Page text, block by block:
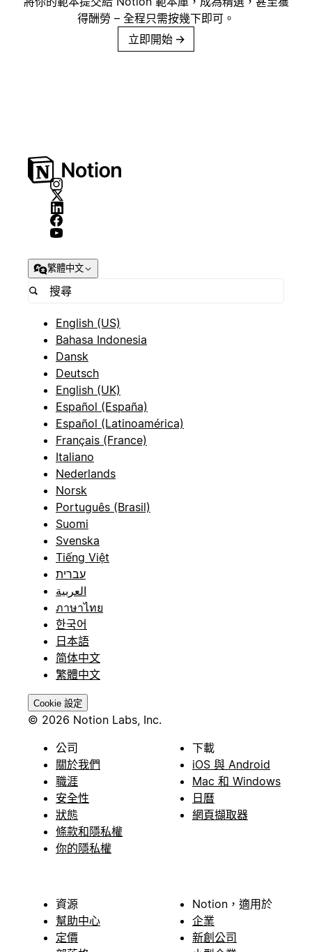
得酬勞 – 全程只需按幾下即可。
立即開始 →
繁體中文
English (US)
Bahasa Indonesia
Dansk
Deutsch
English (UK)
Español (España)
Español (Latinoamérica)
Français (France)
Italiano
Nederlands
Norsk
Português (Brasil)
Suomi
Svenska
Tiếng Việt
עברית
العربية
ภาษาไทย
한국어
日本語
简体中文
繁體中文
Cookie 設定
© 2026 Notion Labs, Inc.
公司
關於我們
職涯
安全性
狀態
條款和隱私權
你的隱私權
下載
iOS 與 Android
Mac 和 Windows
日曆
網頁擷取器
資源
幫助中心
定價
Notion，適用於
企業
新創公司